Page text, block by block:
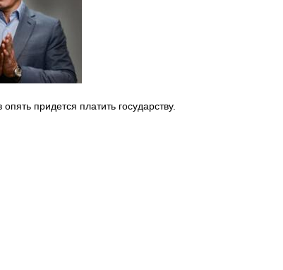
придется платить государству.